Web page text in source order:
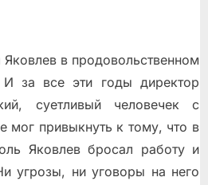
в продовольственном
И за все эти годы директор
суетливый человечек с
мог привыкнуть к тому, что в
Яковлев бросал работу и
угрозы, ни уговоры на него